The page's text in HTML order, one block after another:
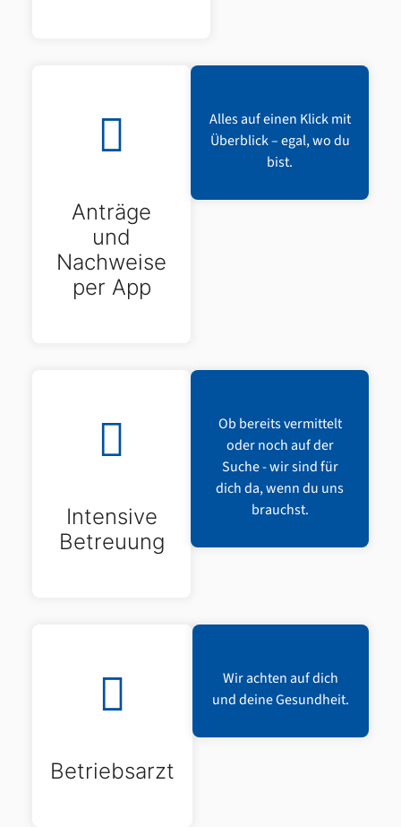
Anträge
und
Nachweise
per App
Alles auf einen Klick mit
Überblick – egal, wo du
bist.
Intensive
Betreuung
Ob bereits vermittelt
oder noch auf der
Suche - wir sind für
dich da, wenn du uns
brauchst.
Betriebsarzt
Wir achten auf dich
und deine Gesundheit.